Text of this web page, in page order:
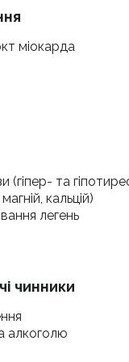
міокарда
та
кальцій)
легень
чинники
алкоголю